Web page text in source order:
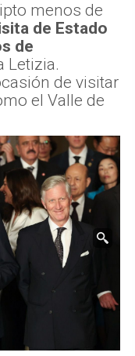
menos de
de Estado
de
Letizia.
de visitar
el Valle de